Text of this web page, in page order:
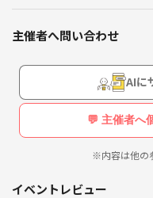
・名古屋に引っ越してきて知
・色々な人と話してみたい
・毎日に変化がほしい
・ちょっと誰かに話を聞いて
・心理学、哲学的な学びがし
・自分を変えるヒントがほし
そんな方向けのカフェ会やイ
主催者へ問い合わせ
AIに
💬 主催者へ
※内容は他の
イベントレビュー